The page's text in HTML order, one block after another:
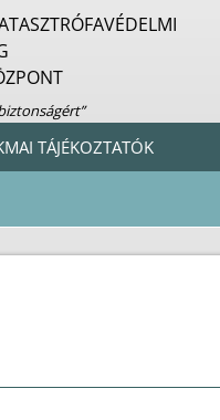
TÁJÉKOZTATÓK